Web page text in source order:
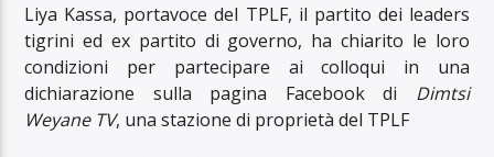
Liya Kassa, portavoce del TPLF, il partito dei leaders
tigrini ed ex partito di governo, ha chiarito le loro
condizioni per partecipare ai colloqui in una
dichiarazione sulla pagina Facebook di Dimtsi
Weyane TV, una stazione di proprietà del TPLF